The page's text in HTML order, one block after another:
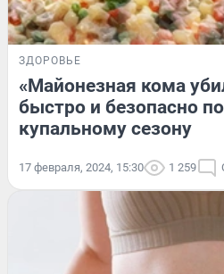
ЗДОРОВЬЕ
«Майонезная кома
быстро и безопасно
купальному сезону
17 февраля, 2024, 15:30 1 259